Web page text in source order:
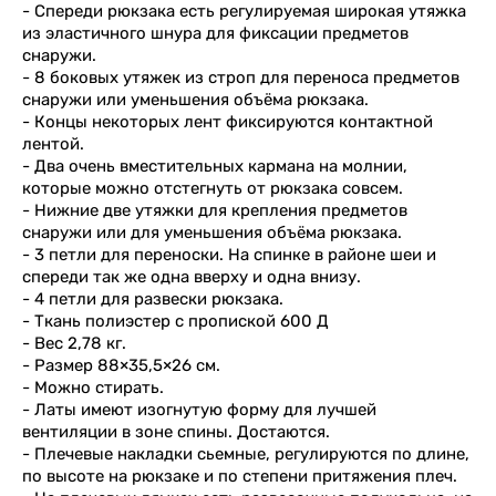
- Спереди рюкзака есть регулируемая широкая утяжка
из эластичного шнура для фиксации предметов
снаружи.
- 8 боковых утяжек из строп для переноса предметов
снаружи или уменьшения объёма рюкзака.
- Концы некоторых лент фиксируются контактной
лентой.
- Два очень вместительных кармана на молнии,
которые можно отстегнуть от рюкзака совсем.
- Нижние две утяжки для крепления предметов
снаружи или для уменьшения объёма рюкзака.
- 3 петли для переноски. На спинке в районе шеи и
спереди так же одна вверху и одна внизу.
- 4 петли для развески рюкзака.
- Ткань полиэстер с пропиской 600 Д
- Вес 2,78 кг.
- Размер 88×35,5×26 см.
- Можно стирать.
- Латы имеют изогнутую форму для лучшей
вентиляции в зоне спины. Достаются.
- Плечевые накладки сьемные, регулируются по длине,
по высоте на рюкзаке и по степени притяжения плеч.